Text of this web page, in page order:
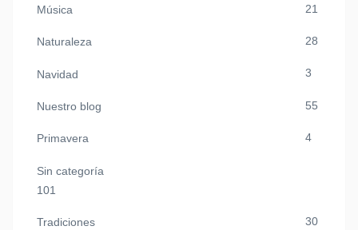
Música 21
Naturaleza 28
Navidad 3
Nuestro blog 55
Primavera 4
Sin categoría
101
Tradiciones 30